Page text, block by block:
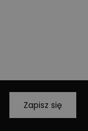
Zapisz się